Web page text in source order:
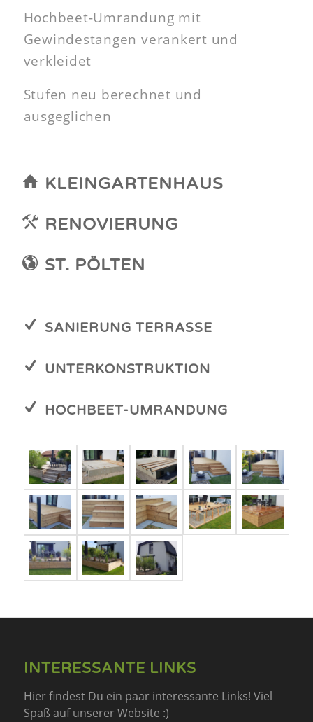
Hochbeet-Umrandung mit
Gewindestangen verankert und
verkleidet
Stufen neu berechnet und
ausgeglichen
KLEINGARTENHAUS
RENOVIERUNG
ST. PÖLTEN
SANIERUNG TERRASSE
UNTERKONSTRUKTION
HOCHBEET-UMRANDUNG
INTERESSANTE LINKS
Hier findest Du ein paar interessante Links! Viel
Spaß auf unserer Website :)